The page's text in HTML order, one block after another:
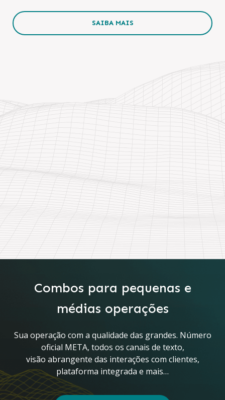
SAIBA MAIS
Combos para pequenas e
médias operações
Sua operação com a qualidade das grandes. Número
oficial META, todos os canais de texto,
visão abrangente das interações com clientes,
plataforma integrada e mais…